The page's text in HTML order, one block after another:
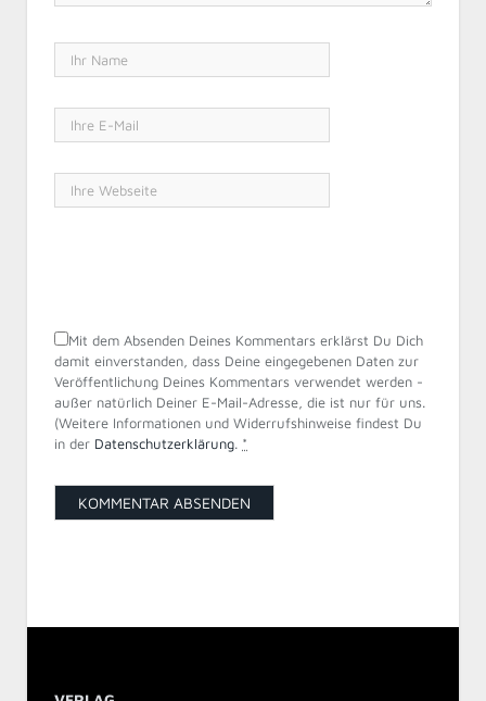
Mit dem Absenden Deines Kommentars erklärst Du Dich
damit einverstanden, dass Deine eingegebenen Daten zur
Veröffentlichung Deines Kommentars verwendet werden -
außer natürlich Deiner E-Mail-Adresse, die ist nur für uns.
(Weitere Informationen und Widerrufshinweise findest Du
in der Datenschutzerklärung. *